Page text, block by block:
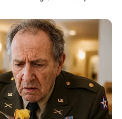
beliebte Urlaubsregion,
in denAlpen als auch im
liegt und durch ihre
den zahlreichen auf Wiesen
bekannt ist.